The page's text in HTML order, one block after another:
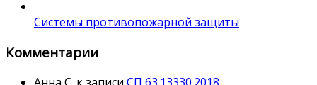
Системы противопожарной защиты
Комментарии